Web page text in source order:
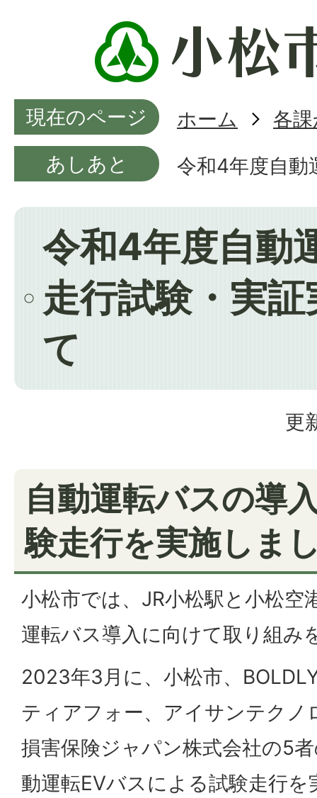
現在のページ ホーム
各
あしあと
令和4年度自動
令和4年度自動
走行試験・実
て
更
自動運転バスの導
験走行を実施しま
小松市では、JR小松駅と小松空
運転バス導入に向けて取り組み
2023年3月に、小松市、
ティアフォー、アイサンテクノ
損害保険ジャパン株式会社の5
動運転EVバスによる試験走行